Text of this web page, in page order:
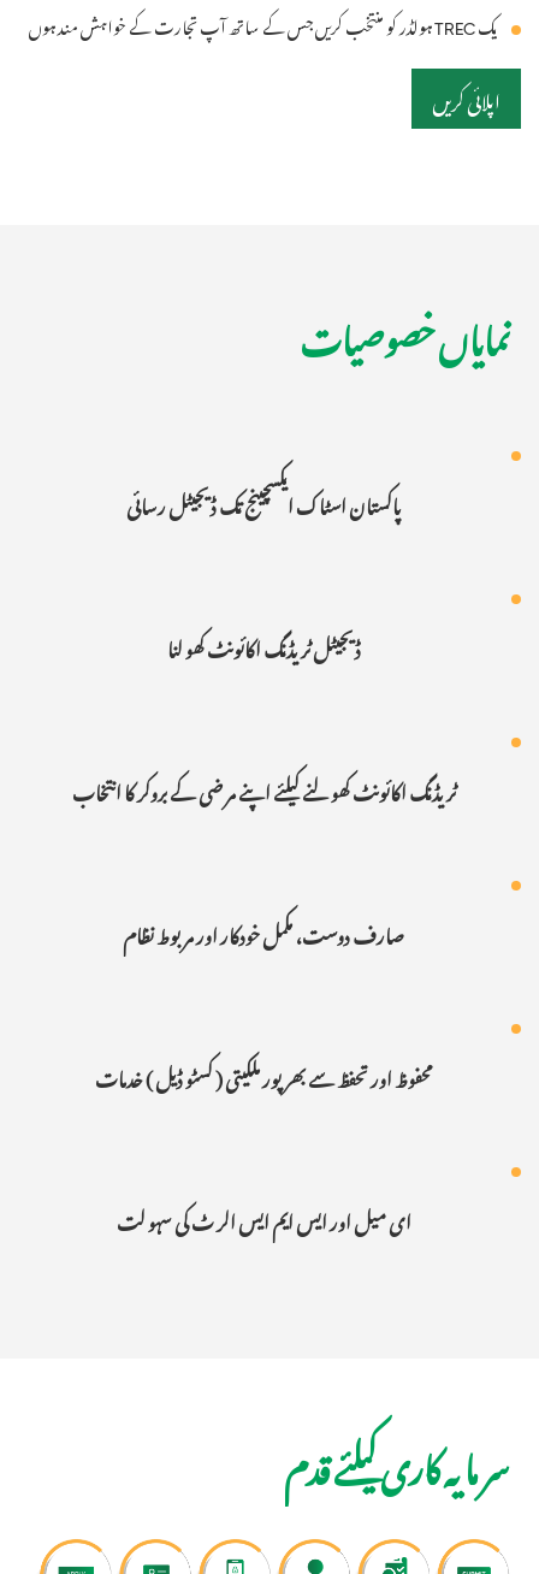
یک TREC ہولڈر کو منتخب کریں جس کے ساتھ آپ تجارت کے خواہش مند ہوں
اپلائی کریں
نمایاں خصوصیات
پاکستان اسٹاک ایکسچینج تک ڈیجیٹل رسائی
ڈیجیٹل ٹر یڈنگ اکائونٹ کھو لنا
ٹر یڈنگ اکائونٹ کھو لنے کیلئے اپنے مر ضی کے بروکر کا انتخاب
صارف دوست، مکمل خودکار اور مربوط نظام
محفوظ اور تحفظ سے بھر پور ملکیتی ( کسٹو ڈیل ) خدمات
ای میل اور ایس ایم ایس الر ٹ کی سہو لت
سر مایہ کاری کیلئے قدم